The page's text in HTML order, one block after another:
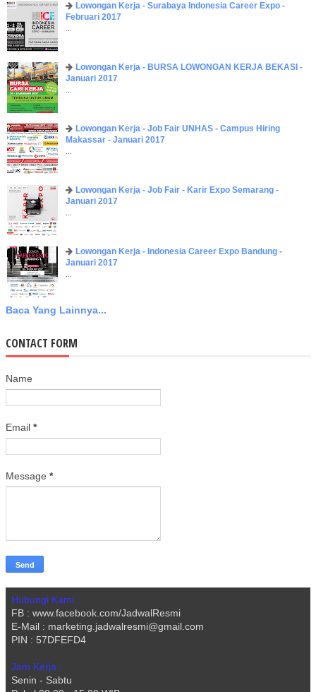
Lowongan Kerja - Surabaya Indonesia Career Expo -
Februari 2017
...
Lowongan Kerja - BURSA LOWONGAN KERJA BEKASI -
Januari 2017
...
Lowongan Kerja - Job Fair UNHAS - Campus Hiring
Makassar - Januari 2017
...
Lowongan Kerja - Job Fair - Karir Expo Semarang -
Januari 2017
...
Lowongan Kerja - Indonesia Career Expo Bandung -
Januari 2017
...
Baca Yang Lainnya...
CONTACT FORM
Name
Email *
Message *
Hubungi Kami :
FB : www.facebook.com/JadwalResmi
E-Mail : marketing.jadwalresmi@gmail.com
PIN : 57DFEFD4
Jam Kerja :
Senin - Sabtu